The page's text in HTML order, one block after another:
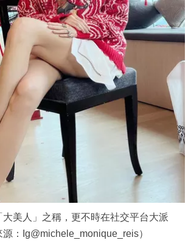
美人」之稱，更不時在社交平台大派
：Ig@michele_monique_reis）